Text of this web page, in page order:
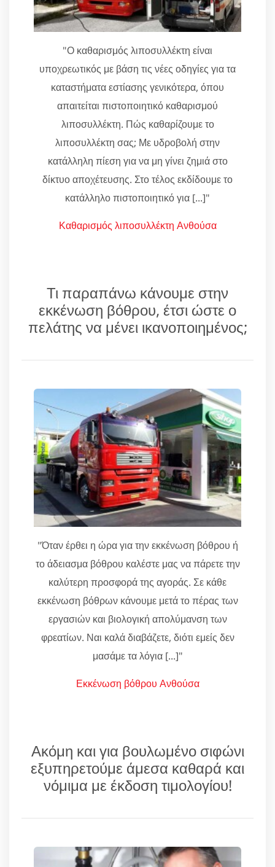
"Ο καθαρισμός λιποσυλλέκτη είναι
υποχρεωτικός με βάση τις νέες οδηγίες για τα
καταστήματα εστίασης γενικότερα, όπου
απαιτείται πιστοποιητικό καθαρισμού
λιποσυλλέκτη. Πώς καθαρίζουμε το
λιποσυλλέκτη σας; Με υδροβολή στην
κατάλληλη πίεση για να μη γίνει ζημιά στο
δίκτυο αποχέτευσης. Στο τέλος εκδίδουμε το
κατάλληλο πιστοποιητικό για [...]"
Καθαρισμός λιποσυλλέκτη Ανθούσα
Τι παραπάνω κάνουμε στην
εκκένωση βόθρου, έτσι ώστε ο
πελάτης να μένει ικανοποιημένος;
"Όταν έρθει η ώρα για την εκκένωση βόθρου ή
το άδειασμα βόθρου καλέστε μας να πάρετε την
καλύτερη προσφορά της αγοράς. Σε κάθε
εκκένωση βόθρων κάνουμε μετά το πέρας των
εργασιών και βιολογική απολύμανση των
φρεατίων. Ναι καλά διαβάζετε, διότι εμείς δεν
μασάμε τα λόγια [...]"
Εκκένωση βόθρου Ανθούσα
Ακόμη και για βουλωμένο σιφώνι
εξυπηρετούμε άμεσα καθαρά και
νόμιμα με έκδοση τιμολογίου!